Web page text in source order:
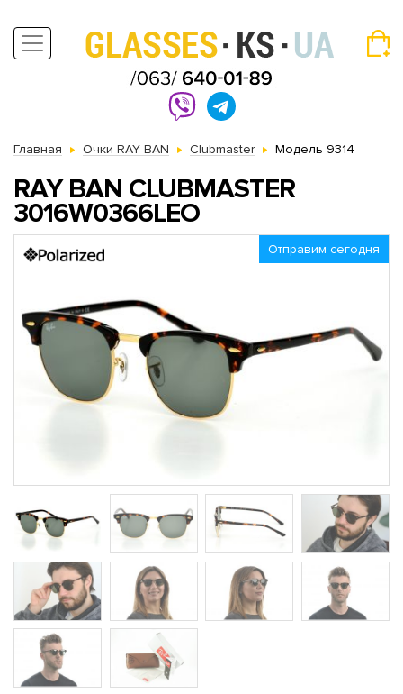
Главная Очки RAY BAN Clubmaster Модель 9314
RAY BAN CLUBMASTER
3016W0366LEO
Отправим сегодня